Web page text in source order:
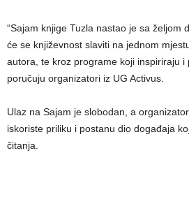
“Sajam knjige Tuzla nastao je sa željom
će se književnost slaviti na jednom
autora, te kroz programe koji inspiriraju i
poručuju organizatori iz UG Activus.
Ulaz na Sajam je slobodan, a
iskoriste priliku i postanu dio događaja
čitanja.